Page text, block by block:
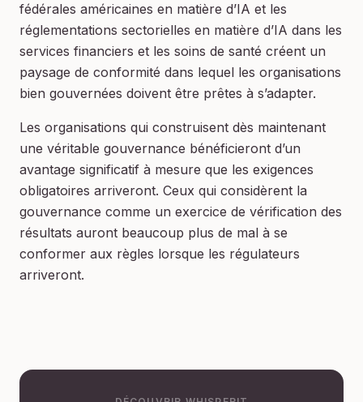
fédérales américaines en matière d’IA et les
réglementations sectorielles en matière d’IA dans les
services financiers et les soins de santé créent un
paysage de conformité dans lequel les organisations
bien gouvernées doivent être prêtes à s’adapter.
Les organisations qui construisent dès maintenant
une véritable gouvernance bénéficieront d’un
avantage significatif à mesure que les exigences
obligatoires arriveront. Ceux qui considèrent la
gouvernance comme un exercice de vérification des
résultats auront beaucoup plus de mal à se
conformer aux règles lorsque les régulateurs
arriveront.